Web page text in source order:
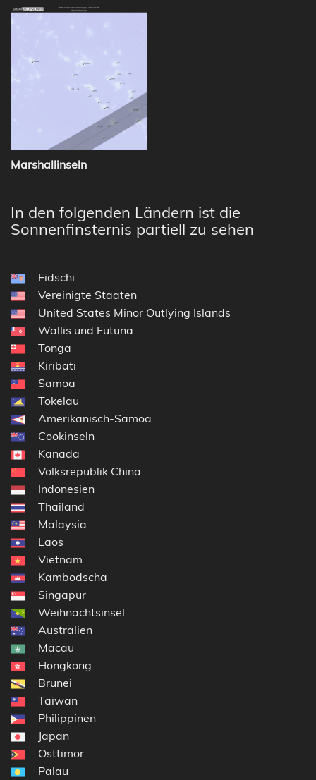
Marshallinseln
In den folgenden Ländern ist die
Sonnenfinsternis partiell zu sehen
Fidschi
Vereinigte Staaten
United States Minor Outlying Islands
Wallis und Futuna
Tonga
Kiribati
Samoa
Tokelau
Amerikanisch-Samoa
Cookinseln
Kanada
Volksrepublik China
Indonesien
Thailand
Malaysia
Laos
Vietnam
Kambodscha
Singapur
Weihnachtsinsel
Australien
Macau
Hongkong
Brunei
Taiwan
Philippinen
Japan
Osttimor
Palau